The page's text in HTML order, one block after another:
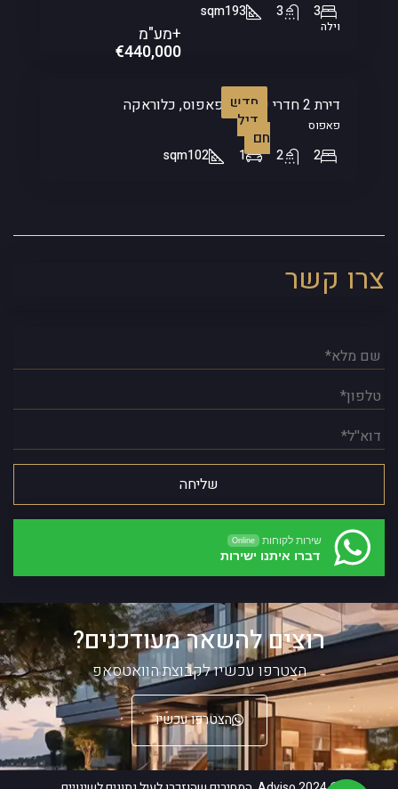
3
3
193
sqm
וילה
חדש
דיל
חם
+מע"מ
€440,000
דירת 2 חדרי שינה – פאפוס, כלוראקה
פאפוס
2
2
1
102
sqm
צרו קשר
שירות לקוחות Online
דברו איתנו ישירות
רוצים להשאר מעודכנים?
הצטרפו עכשיו לקבוצת הוואטסאפ
הצטרפו עכשיו